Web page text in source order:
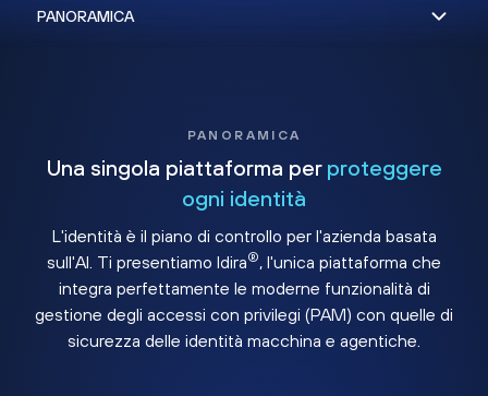
PANORAMICA
Una singola piattaforma per proteggere
ogni identità
L'identità è il piano di controllo per l'azienda basata
sull'AI. Ti presentiamo Idira®, l'unica piattaforma che
integra perfettamente le moderne funzionalità di
gestione degli accessi con privilegi (PAM) con quelle di
sicurezza delle identità macchina e agentiche.